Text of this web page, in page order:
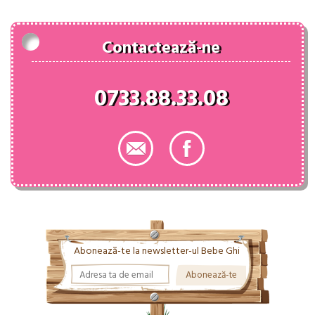
Contactează-ne
0733.88.33.08
Abonează-te la newsletter-ul Bebe Ghi